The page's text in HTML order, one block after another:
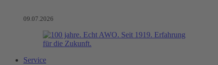
09.07.2026
Service